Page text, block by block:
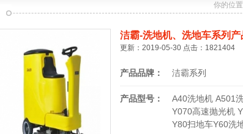
你的位置
洁霸-洗地机、洗地车系列产
更新：2019-05-30 点击：1821404
产品品牌： 洁霸系列
产品型号：
A40洗地机 A501
Y070高速抛光机
Y80扫地车Y60洗